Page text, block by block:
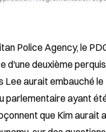
Police Agency, le
d'une deuxième
Lee aurait embauché
parlementaire ayant
que Kim